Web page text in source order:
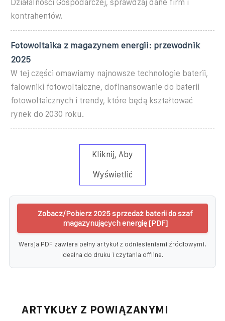
Działalności Gospodarczej, sprawdzaj dane firm i
kontrahentów.
Fotowoltaika z magazynem energii: przewodnik
2025
W tej części omawiamy najnowsze technologie baterii,
falowniki fotowoltaiczne, dofinansowanie do baterii
fotowoltaicznych i trendy, które będą kształtować
rynek do 2030 roku.
Kliknij, Aby
Wyświetlić
Zobacz/Pobierz 2025 sprzedaż baterii do szaf
magazynujących energię [PDF]
Wersja PDF zawiera pełny artykuł z odniesieniami źródłowymi.
Idealna do druku i czytania offline.
ARTYKUŁY Z POWIĄZANYMI